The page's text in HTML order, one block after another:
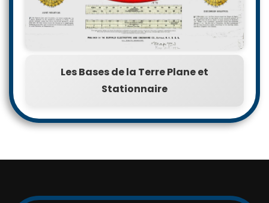
Les Bases de la Terre Plane et
Stationnaire